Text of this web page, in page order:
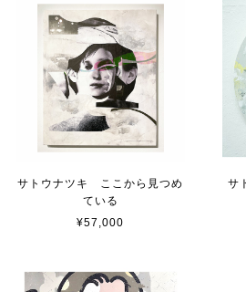
サトウナツキ ここから見つめ
ている
¥57,000
サ